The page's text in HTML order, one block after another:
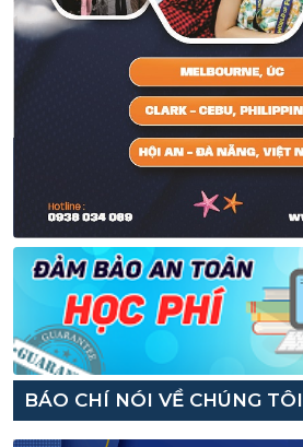
BÁO CHÍ NÓI VỀ CHÚNG TÔI